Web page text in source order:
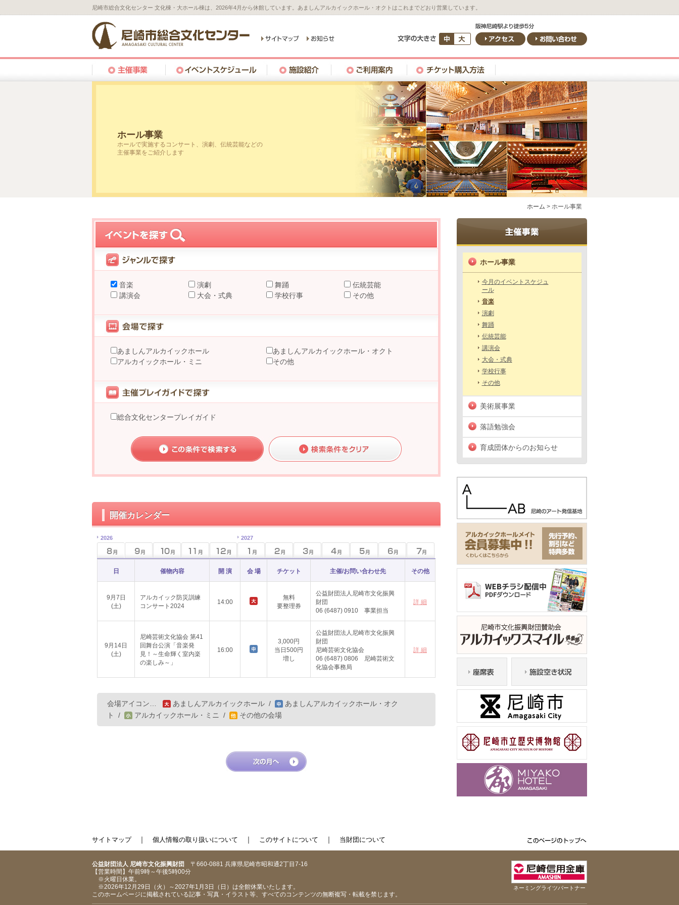
尼崎市総合文化センター 文化棟・大ホール棟は、2026年4月から休館しています。あましんアルカイックホール・オクトはこれまでどおり営業しています。
ホール事業
ホールで実施するコンサート、演劇、伝統芸能などの
主催事業をご紹介します
ホーム > ホール事業
音楽 演劇 舞踊
伝統芸能
講演会
大会・式典 学校行事 その他
あましんアルカイックホール
あましんアルカイックホール・オクト
アルカイックホール・ミニ
その他
総合文化センタープレイガイド
開催カレンダー
2026 2027
日 催物内容 開 演 会 場 チケット 主催/お問い合わせ先 その他
9月7日
(土)
アルカイック防災訓練
コンサート2024
14:00
無料
要整理券
公益財団法人尼崎市文化振興
財団
06 (6487) 0910 事業担当
詳 細
9月14日
(土)
尼崎芸術文化協会 第41
回舞台公演「音楽発
見！～生命輝く室内楽
の楽しみ～」
16:00
3,000円
当日500円
増し
公益財団法人尼崎市文化振興
財団
尼崎芸術文化協会
06 (6487) 0806 尼崎芸術文
化協会事務局
詳 細
会場アイコン… あましんアルカイックホール /
あましんアルカイックホール・オク
ト
/ アルカイックホール・ミニ / その他の会場
ホール事業
今月のイベントスケジュ
ール
音楽
演劇
舞踊
伝統芸能
講演会
大会・式典
学校行事
その他
美術展事業
落語勉強会
育成団体からのお知らせ
サイトマップ｜ 個人情報の取り扱いについて ｜ このサイトについて ｜ 当財団について
公益財団法人 尼崎市文化振興財団 〒660-0881 兵庫県尼崎市昭和通2丁目7-16
【営業時間】午前9時～午後5時00分
※火曜日休業。
※2026年12月29日（火）～2027年1月3日（日）は全館休業いたします。
このホームページに掲載されている記事・写真・イラスト等、すべてのコンテンツの無断複写・転載を禁じます。
ネーミングライツパートナー